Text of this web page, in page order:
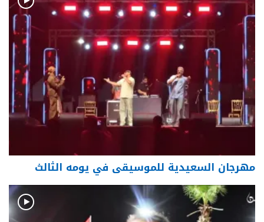
مهرجان السعيدية للموسيقى في يومه الثالث